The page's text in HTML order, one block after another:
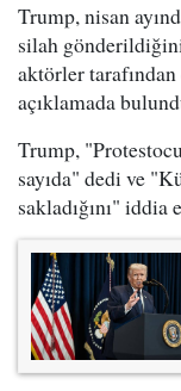
Trump, nisan
silah
aktörler
açıklamada
Trump,
sayıda" dedi ve
sakladığını" iddia